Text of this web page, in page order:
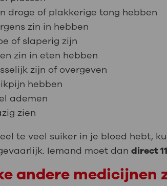
droge of plakkerige tong hebben
zin in hebben
of slaperig zijn
zin in eten hebben
zijn of overgeven
hebben
ademen
zien
te veel suiker in je bloed hebt,
Iemand moet dandirect
andere medicijnen